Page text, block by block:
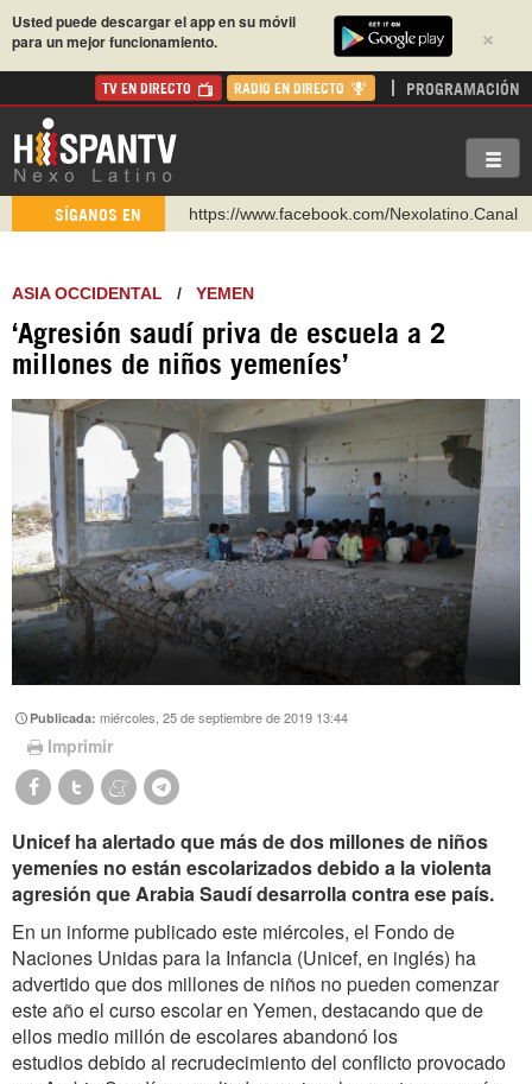
×
Usted puede descargar el app en su móvil
para un mejor funcionamiento.
TV EN DIRECTO RADIO EN DIRECTO PROGRAMACIÓN
SÍGANOS EN
https://www.youtube.com/@nexo_latino
https://t.me/hispantvcanal
https://urmedium.com/c/hispantv
WhatsApp y Viber: +98 921 79 29 404
https://www.facebook.com/Nexolatino.Canal
ASIA OCCIDENTAL / YEMEN
‘Agresión saudí priva de escuela a 2
millones de niños yemeníes’
Publicada:miércoles, 25 de septiembre de 2019 13:44
Imprimir
Unicef ha alertado que más de dos millones de niños
yemeníes no están escolarizados debido a la violenta
agresión que Arabia Saudí desarrolla contra ese país.
En un informe publicado este miércoles, el Fondo de
Naciones Unidas para la Infancia (Unicef, en inglés) ha
advertido que dos millones de niños no pueden comenzar
este año el curso escolar en Yemen, destacando que de
ellos medio millón de escolares abandonó los
estudios debido al recrudecimiento del conflicto provocado